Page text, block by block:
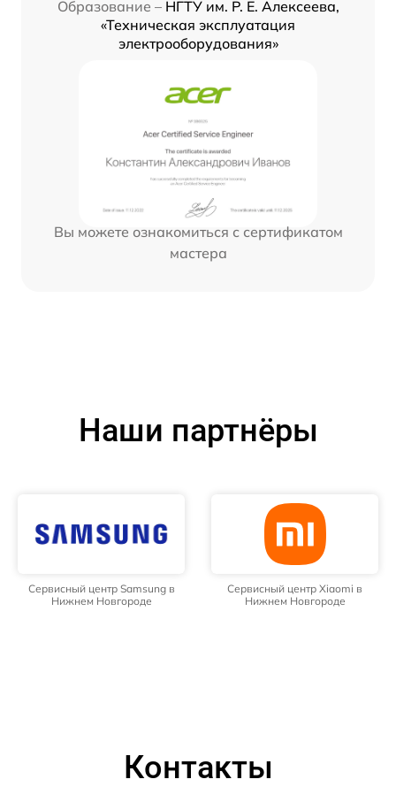
Образование – НГТУ им. Р. Е. Алексеева,
«Техническая эксплуатация
электрооборудования»
Вы можете ознакомиться с сертификатом
мастера
Наши партнёры
Сервисный центр Samsung в
Нижнем Новгороде
Сервисный центр Xiaomi в
Нижнем Новгороде
Контакты